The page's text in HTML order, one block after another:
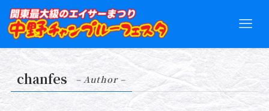
chanfes – Author –